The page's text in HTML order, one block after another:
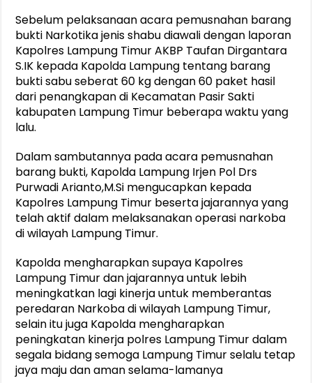
Sebelum pelaksanaan acara pemusnahan barang
bukti Narkotika jenis shabu diawali dengan laporan
Kapolres Lampung Timur AKBP Taufan Dirgantara
S.IK kepada Kapolda Lampung tentang barang
bukti sabu seberat 60 kg dengan 60 paket hasil
dari penangkapan di Kecamatan Pasir Sakti
kabupaten Lampung Timur beberapa waktu yang
lalu.
Dalam sambutannya pada acara pemusnahan
barang bukti, Kapolda Lampung Irjen Pol Drs
Purwadi Arianto,M.Si mengucapkan kepada
Kapolres Lampung Timur beserta jajarannya yang
telah aktif dalam melaksanakan operasi narkoba
di wilayah Lampung Timur.
Kapolda mengharapkan supaya Kapolres
Lampung Timur dan jajarannya untuk lebih
meningkatkan lagi kinerja untuk memberantas
peredaran Narkoba di wilayah Lampung Timur,
selain itu juga Kapolda mengharapkan
peningkatan kinerja polres Lampung Timur dalam
segala bidang semoga Lampung Timur selalu tetap
jaya maju dan aman selama-lamanya